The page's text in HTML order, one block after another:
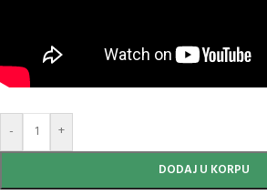
- +
DODAJ U KORPU